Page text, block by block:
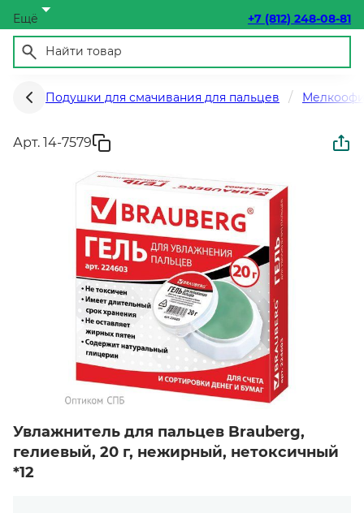
Ещё +7 (812) 248-08-81
Подушки для смачивания для пальцев
Арт. 14-7579
Увлажнитель для пальцев Brauberg,
гелиевый, 20 г, нежирный, нетоксичный
*12